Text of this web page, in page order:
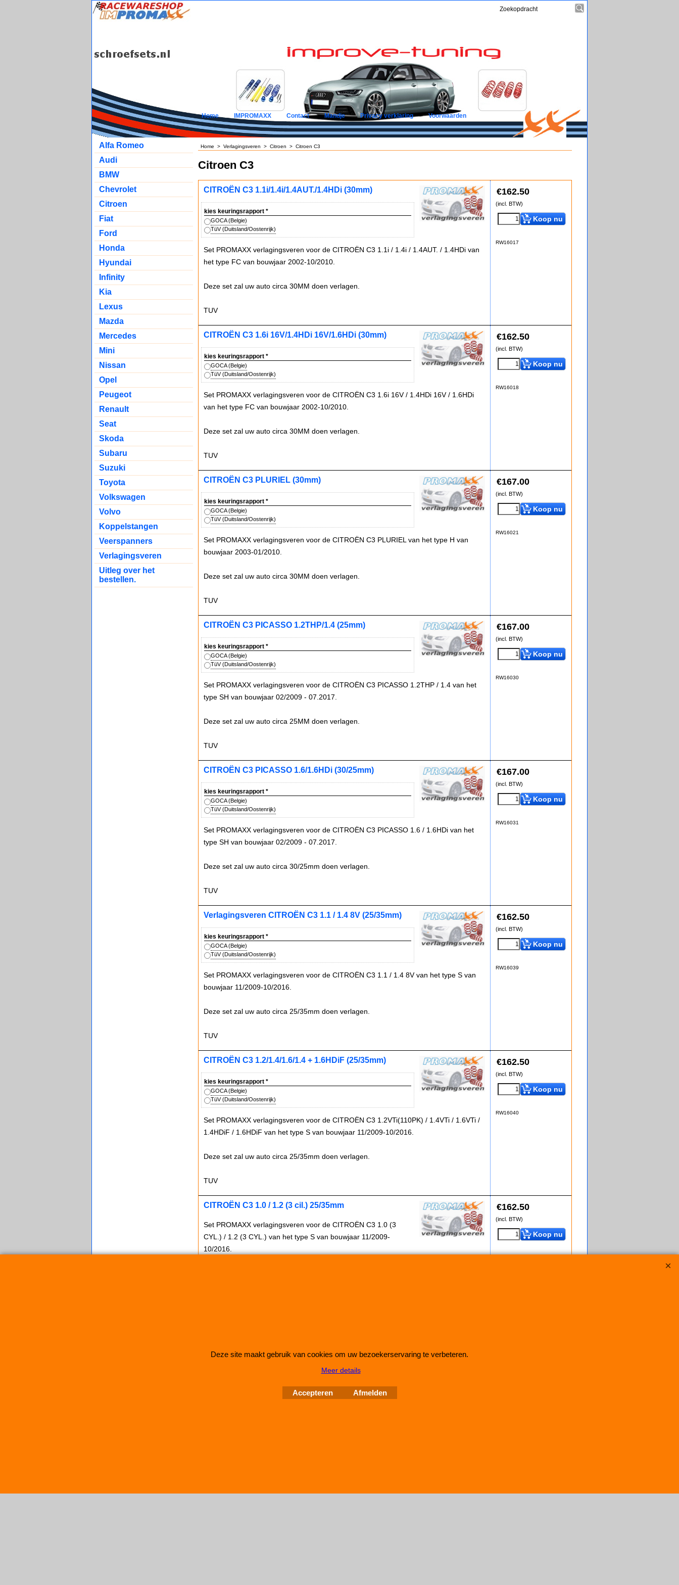
Home IMPROMAXX Contact Mandje Privacy verklaring Voorwaarden
Alfa Romeo
Audi
BMW
Chevrolet
Citroen
Fiat
Ford
Honda
Hyundai
Infinity
Kia
Lexus
Mazda
Mercedes
Mini
Nissan
Opel
Peugeot
Renault
Seat
Skoda
Subaru
Suzuki
Toyota
Volkswagen
Volvo
Koppelstangen
Veerspanners
Verlagingsveren
Uitleg over het
bestellen.
Home > Verlagingsveren > Citroen > Citroen C3
Citroen C3
€162.50
(incl. BTW)
Koop nu
RW16017
CITROËN C3 1.1i/1.4i/1.4AUT./1.4HDi (30mm)
kies keuringsrapport *
GOCA (Belgie)
TüV (Duitsland/Oostenrijk)
Set PROMAXX verlagingsveren voor de CITROËN C3 1.1i / 1.4i / 1.4AUT. / 1.4HDi van
het type FC van bouwjaar 2002-10/2010.
Deze set zal uw auto circa 30MM doen verlagen.
TUV
€162.50
(incl. BTW)
Koop nu
RW16018
CITROËN C3 1.6i 16V/1.4HDi 16V/1.6HDi (30mm)
kies keuringsrapport *
GOCA (Belgie)
TüV (Duitsland/Oostenrijk)
Set PROMAXX verlagingsveren voor de CITROËN C3 1.6i 16V / 1.4HDi 16V / 1.6HDi
van het type FC van bouwjaar 2002-10/2010.
Deze set zal uw auto circa 30MM doen verlagen.
TUV
€167.00
(incl. BTW)
Koop nu
RW16021
CITROËN C3 PLURIEL (30mm)
kies keuringsrapport *
GOCA (Belgie)
TüV (Duitsland/Oostenrijk)
Set PROMAXX verlagingsveren voor de CITROËN C3 PLURIEL van het type H van
bouwjaar 2003-01/2010.
Deze set zal uw auto circa 30MM doen verlagen.
TUV
€167.00
(incl. BTW)
Koop nu
RW16030
CITROËN C3 PICASSO 1.2THP/1.4 (25mm)
kies keuringsrapport *
GOCA (Belgie)
TüV (Duitsland/Oostenrijk)
Set PROMAXX verlagingsveren voor de CITROËN C3 PICASSO 1.2THP / 1.4 van het
type SH van bouwjaar 02/2009 - 07.2017.
Deze set zal uw auto circa 25MM doen verlagen.
TUV
€167.00
(incl. BTW)
Koop nu
RW16031
CITROËN C3 PICASSO 1.6/1.6HDi (30/25mm)
kies keuringsrapport *
GOCA (Belgie)
TüV (Duitsland/Oostenrijk)
Set PROMAXX verlagingsveren voor de CITROËN C3 PICASSO 1.6 / 1.6HDi van het
type SH van bouwjaar 02/2009 - 07.2017.
Deze set zal uw auto circa 30/25mm doen verlagen.
TUV
€162.50
(incl. BTW)
Koop nu
RW16039
Verlagingsveren CITROËN C3 1.1 / 1.4 8V (25/35mm)
kies keuringsrapport *
GOCA (Belgie)
TüV (Duitsland/Oostenrijk)
Set PROMAXX verlagingsveren voor de CITROËN C3 1.1 / 1.4 8V van het type S van
bouwjaar 11/2009-10/2016.
Deze set zal uw auto circa 25/35mm doen verlagen.
TUV
€162.50
(incl. BTW)
Koop nu
RW16040
CITROËN C3 1.2/1.4/1.6/1.4 + 1.6HDiF (25/35mm)
kies keuringsrapport *
GOCA (Belgie)
TüV (Duitsland/Oostenrijk)
Set PROMAXX verlagingsveren voor de CITROËN C3 1.2VTi(110PK) / 1.4VTi / 1.6VTi /
1.4HDiF / 1.6HDiF van het type S van bouwjaar 11/2009-10/2016.
Deze set zal uw auto circa 25/35mm doen verlagen.
TUV
€162.50
(incl. BTW)
Koop nu
CITROËN C3 1.0 / 1.2 (3 cil.) 25/35mm
Set PROMAXX verlagingsveren voor de CITROËN C3 1.0 (3
CYL.) / 1.2 (3 CYL.) van het type S van bouwjaar 11/2009-
10/2016.
Webwinkel gemaakt met
ShopFactory webwinkel
Deze site maakt gebruik van cookies om uw bezoekerservaring te verbeteren.
Meer details
Accepteren Afmelden